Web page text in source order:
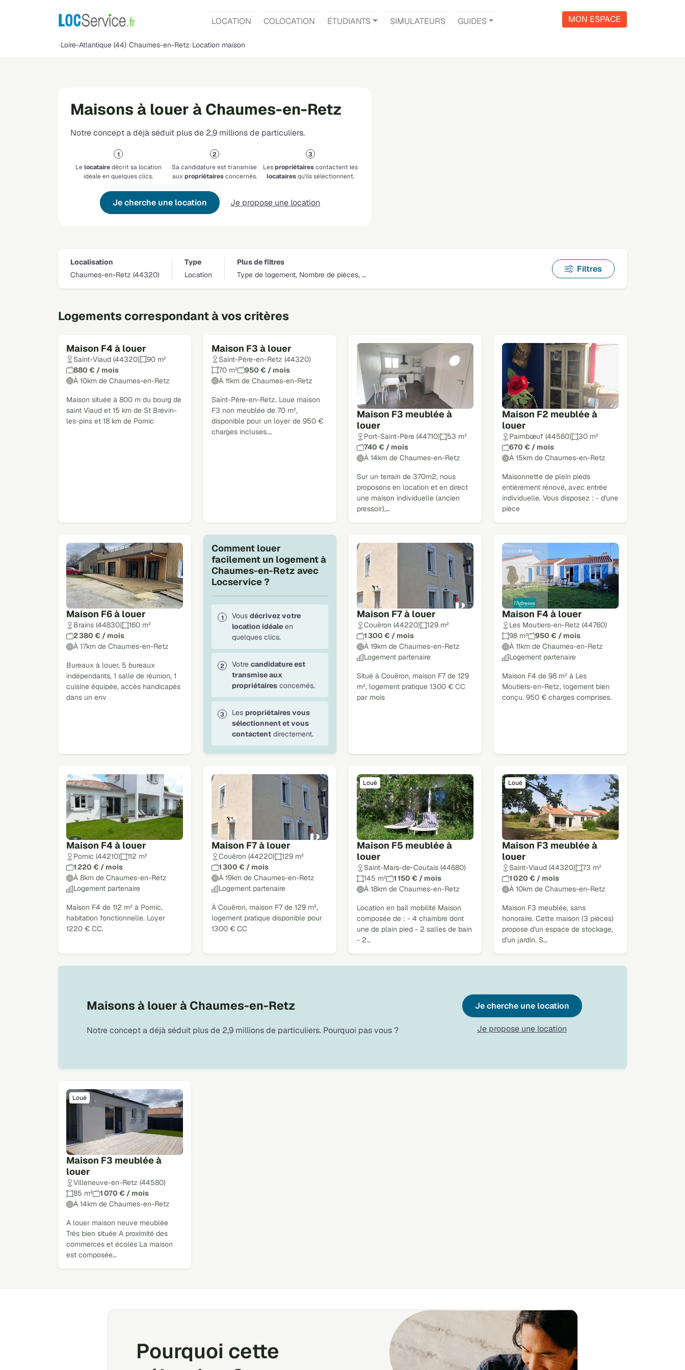
LOCATION COLOCATION ÉTUDIANTS SIMULATEURS GUIDES MON ESPACE
Loire-Atlantique (44) Chaumes-en-Retz Location maison
Maisons à louer à Chaumes-en-Retz
Notre concept a déjà séduit plus de 2,9 millions de particuliers.
Lelocatairedécrit sa location
idéale en quelques clics.
Sa candidature est transmise
auxpropriétairesconcernés.
Lespropriétairescontactent les
locatairesqu'ils sélectionnent.
Je cherche une location Je propose une location
Localisation
Chaumes-en-Retz (44320)
Type
Location
Plus de filtres
Type de logement, Nombre de pièces, …
Filtres
Logements correspondant à vos critères
Maison F4 à louer
Saint-Viaud (44320)
90 m²
880 € / mois
À 10km de Chaumes-en-Retz
Maison située à 800 m du bourg de
saint Viaud et 15 km de St Brévin-
les-pins et 18 km de Pornic
Maison F3 à louer
Saint-Père-en-Retz (44320)
70 m²
950 € / mois
À 11km de Chaumes-en-Retz
Saint-Père-en-Retz. Loue maison
F3 non meublée de 70 m²,
disponible pour un loyer de 950 €
charges incluses.…
Maison F3 meublée à
louer
Port-Saint-Père (44710)
53 m²
740 € / mois
À 14km de Chaumes-en-Retz
Sur un terrain de 370m2, nous
proposons en location et en direct
une maison individuelle (ancien
pressoir),…
Maison F2 meublée à
louer
Paimbœuf (44560)
30 m²
670 € / mois
À 15km de Chaumes-en-Retz
Maisonnette de plein pieds
entièrement rénové, avec entrée
individuelle. Vous disposez : - d'une
pièce
Maison F6 à louer
Brains (44830)
160 m²
2 380 € / mois
À 17km de Chaumes-en-Retz
Bureaux à louer, 5 bureaux
indépendants, 1 salle de réunion, 1
cuisine équipée, accès handicapés
dans un env
Maison F7 à louer
Couëron (44220)
129 m²
1 300 € / mois
À 19km de Chaumes-en-Retz
Logement partenaire
Situé à Couëron, maison F7 de 129
m², logement pratique 1300 € CC
par mois
Maison F4 à louer
Les Moutiers-en-Retz (44760)
98 m²
950 € / mois
À 11km de Chaumes-en-Retz
Logement partenaire
Maison F4 de 98 m² à Les
Moutiers-en-Retz, logement bien
conçu. 950 € charges comprises.
Maison F4 à louer
Pornic (44210)
112 m²
1 220 € / mois
À 8km de Chaumes-en-Retz
Logement partenaire
Maison F4 de 112 m² à Pornic,
habitation fonctionnelle. Loyer
1220 € CC.
Maison F7 à louer
Couëron (44220)
129 m²
1 300 € / mois
À 19km de Chaumes-en-Retz
Logement partenaire
À Couëron, maison F7 de 129 m²,
logement pratique disponible pour
1300 € CC
Maison F5 meublée à
louer
Loué
Saint-Mars-de-Coutais (44680)
145 m²
1 150 € / mois
À 18km de Chaumes-en-Retz
Location en bail mobilité Maison
composée de : - 4 chambre dont
une de plain pied - 2 salles de bain
- 2…
Maison F3 meublée à
louer
Loué
Saint-Viaud (44320)
73 m²
1 020 € / mois
À 10km de Chaumes-en-Retz
Maison F3 meublée, sans
honoraire. Cette maison (3 pièces)
propose d'un espace de stockage,
d'un jardin. S…
Maison F3 meublée à
louer
Loué
Villeneuve-en-Retz (44580)
85 m²
1 070 € / mois
À 14km de Chaumes-en-Retz
A louer maison neuve meublée
Très bien située A proximité des
commerces et écoles La maison
est composée…
Comment louer
facilement un logement à
Chaumes-en-Retz avec
Locservice ?
Vous décrivez votre
location idéale en
quelques clics.
Votre candidature est
transmise aux
propriétaires concernés.
Les propriétaires vous
sélectionnent et vous
contactent directement.
Maisons à louer à Chaumes-en-Retz
Notre concept a déjà séduit plus de 2,9 millions de particuliers. Pourquoi pas vous ?
Je cherche une location
Je propose une location
Pourquoi cette